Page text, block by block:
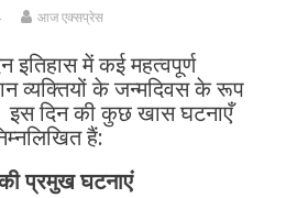
आज एक्सप्रेस
इतिहास में कई महत्वपूर्ण
व्यक्तियों के जन्मदिवस के रूप
इस दिन की कुछ खास घटनाएँ
हैं:
प्रमुख घटनाएं